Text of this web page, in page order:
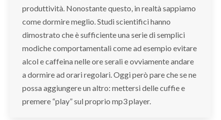
produttività. Nonostante questo, in realtà sappiamo
come dormire meglio. Studi scientifici hanno
dimostrato che è sufficiente una serie di semplici
modiche comportamentali come ad esempio evitare
alcol e caffeina nelle ore serali e ovviamente andare
a dormire ad orari regolari. Oggi però pare che se ne
possa aggiungere un altro: mettersi delle cuffie e
premere “play” sul proprio mp3 player.